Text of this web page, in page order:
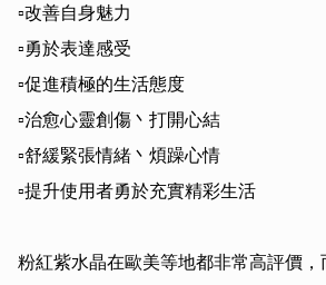
▫️改善自身魅力
▫️勇於表達感受
▫️促進積極的生活態度
▫️治愈心靈創傷丶打開心結
▫️舒緩緊張情緒丶煩躁心情
▫️提升使用者勇於充實精彩生活
粉紅紫水晶在歐美等地都非常高評價